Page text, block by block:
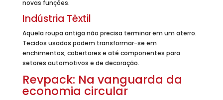
novas funções.
Indústria Têxtil
Aquela roupa antiga não precisa terminar em um aterro.
Tecidos usados podem transformar-se em
enchimentos, cobertores e até componentes para
setores automotivos e de decoração.
Revpack: Na vanguarda da
economia circular